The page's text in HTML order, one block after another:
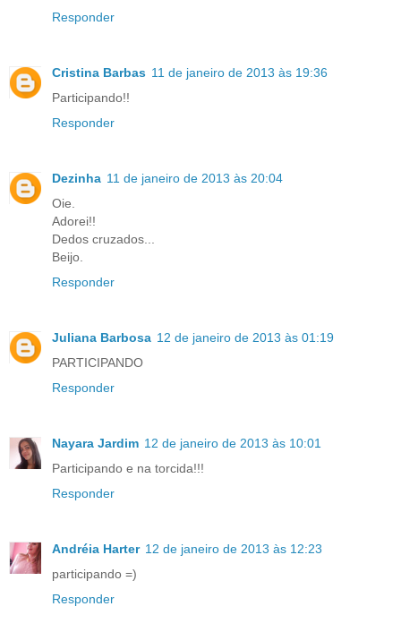
Responder
Cristina Barbas 11 de janeiro de 2013 às 19:36
Participando!!
Responder
Dezinha 11 de janeiro de 2013 às 20:04
Oie.
Adorei!!
Dedos cruzados...
Beijo.
Responder
Juliana Barbosa 12 de janeiro de 2013 às 01:19
PARTICIPANDO
Responder
Nayara Jardim 12 de janeiro de 2013 às 10:01
Participando e na torcida!!!
Responder
Andréia Harter 12 de janeiro de 2013 às 12:23
participando =)
Responder